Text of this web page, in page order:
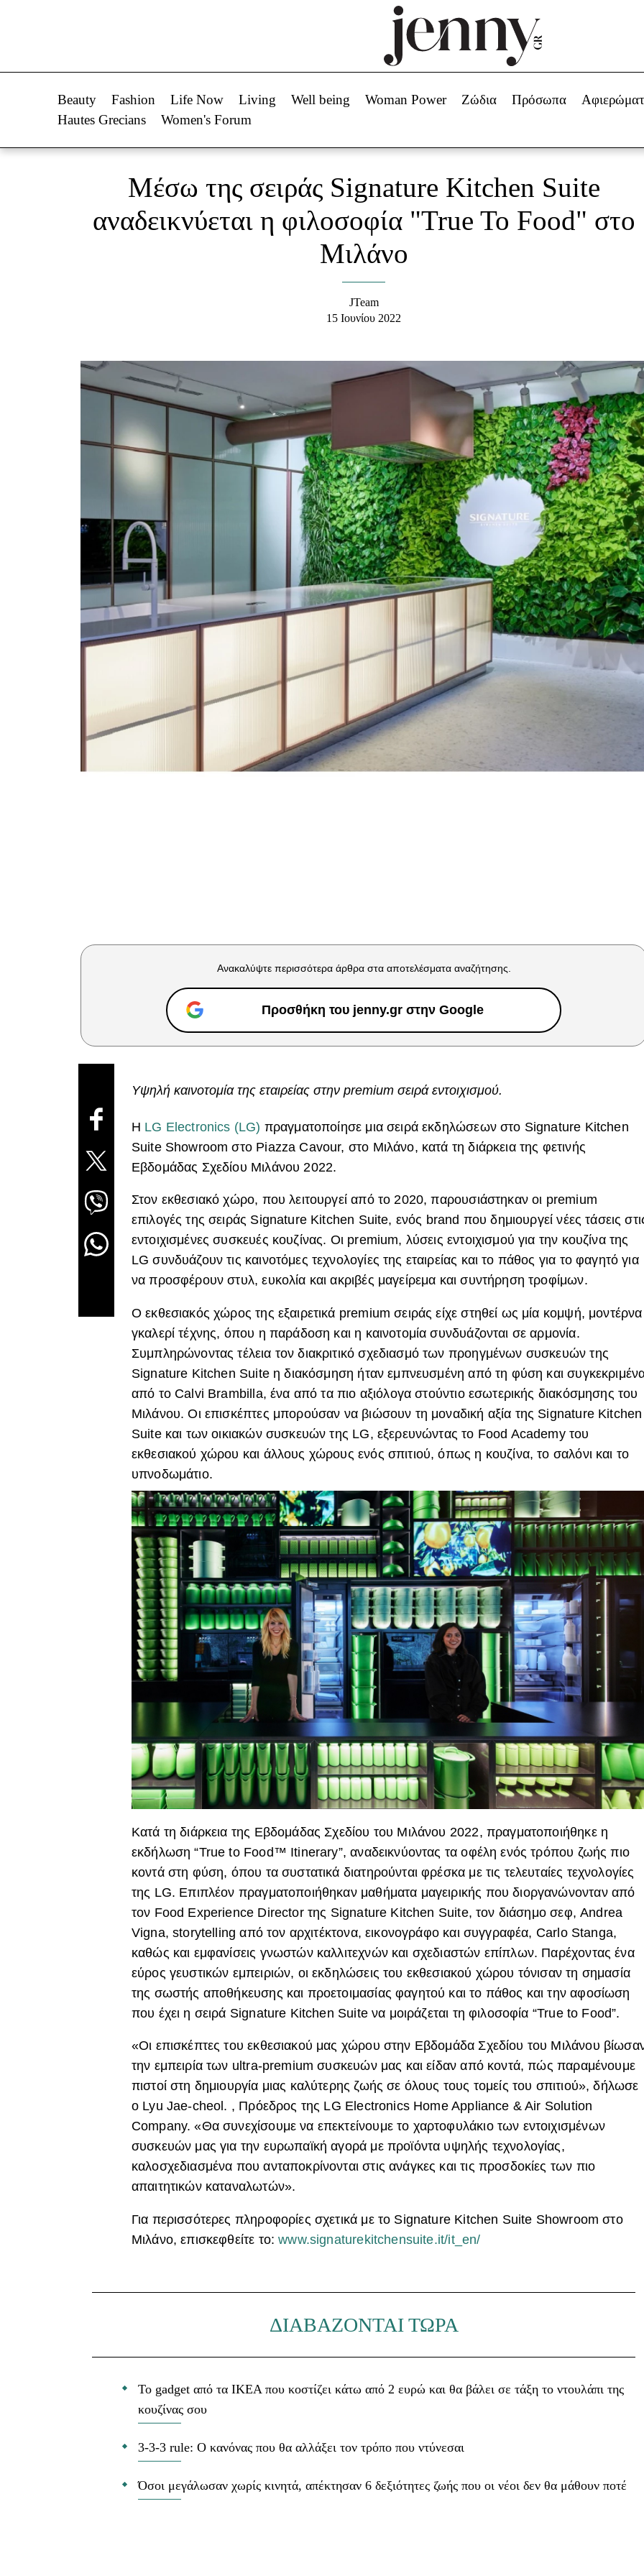
Styling Tips
Fashion News
Beauty -
Ομορφιά
Skincare
Μακιγιάζ
Woman Power Πρόσωπα
Success Stories
Ζώδια
Αφιερώματα ΒΟΞ Χωρίς Ταμπέλες
Hautes Grecians Γάμος Market News
Beauty Fashion Life Now Living Well being Woman Power Ζώδια Πρόσωπα
Hautes Grecians
Women's Forum
Μέσω της σειράς Signature Kitchen Suite
αναδεικνύεται η φιλοσοφία "True To Food" στο
Μιλάνο
JTeam
15 Ιουνίου 2022
Ανακαλύψτε περισσότερα άρθρα στα αποτελέσματα αναζήτησης.
Προσθήκη του jenny.gr στην Google
Υψηλή καινοτομία της εταιρείας στην premium σειρά εντοιχισμού.
Η LG Electronics (LG) πραγματοποίησε μια σειρά εκδηλώσεων στο Signature Kitchen
Suite Showroom στο Piazza Cavour, στο Μιλάνο, κατά τη διάρκεια της φετινής
Εβδομάδας Σχεδίου Μιλάνου 2022.
Στον εκθεσιακό χώρο, που λειτουργεί από το 2020, παρουσιάστηκαν οι premium
επιλογές της σειράς Signature Kitchen Suite, ενός brand που δημιουργεί νέες τάσεις
εντοιχισμένες συσκευές κουζίνας. Οι premium, λύσεις εντοιχισμού για την κουζίνα της
LG συνδυάζουν τις καινοτόμες τεχνολογίες της εταιρείας και το πάθος για το φαγητό για
να προσφέρουν στυλ, ευκολία και ακριβές μαγείρεμα και συντήρηση τροφίμων.
Ο εκθεσιακός χώρος της εξαιρετικά premium σειράς είχε στηθεί ως μία κομψή, μοντέρνα
γκαλερί τέχνης, όπου η παράδοση και η καινοτομία συνδυάζονται σε αρμονία.
Συμπληρώνοντας τέλεια τον διακριτικό σχεδιασμό των προηγμένων συσκευών της
Signature Kitchen Suite η διακόσμηση ήταν εμπνευσμένη από τη φύση και
από το Calvi Brambilla, ένα από τα πιο αξιόλογα στούντιο εσωτερικής διακόσμησης του
Μιλάνου. Οι επισκέπτες μπορούσαν να βιώσουν τη μοναδική αξία της Signature Kitchen
Suite και των οικιακών συσκευών της LG, εξερευνώντας το Food Academy του
εκθεσιακού χώρου και άλλους χώρους ενός σπιτιού, όπως η κουζίνα, το σαλόνι και το
υπνοδωμάτιο.
Κατά τη διάρκεια της Εβδομάδας Σχεδίου του Μιλάνου 2022, πραγματοποιήθηκε η
εκδήλωση “True to Food™ Itinerary”, αναδεικνύοντας τα οφέλη ενός τρόπου ζωής πιο
κοντά στη φύση, όπου τα συστατικά διατηρούνται φρέσκα με τις τελευταίες τεχνολογίες
της LG. Επιπλέον πραγματοποιήθηκαν μαθήματα μαγειρικής που διοργανώνονταν από
τον Food Experience Director της Signature Kitchen Suite, τον διάσημο σεφ, Andrea
Vigna, storytelling από τον αρχιτέκτονα, εικονογράφο και συγγραφέα, Carlo Stanga,
καθώς και εμφανίσεις γνωστών καλλιτεχνών και σχεδιαστών επίπλων. Παρέχοντας ένα
εύρος γευστικών εμπειριών, οι εκδηλώσεις του εκθεσιακού χώρου τόνισαν τη σημασία
της σωστής αποθήκευσης και προετοιμασίας φαγητού και το πάθος και την αφοσίωση
που έχει η σειρά Signature Kitchen Suite να μοιράζεται τη φιλοσοφία “True to Food”.
«Οι επισκέπτες του εκθεσιακού μας χώρου στην Εβδομάδα Σχεδίου του Μιλάνου
την εμπειρία των ultra-premium συσκευών μας και είδαν από κοντά, πώς παραμένουμε
πιστοί στη δημιουργία μιας καλύτερης ζωής σε όλους τους τομείς του σπιτιού», δήλωσε
ο Lyu Jae-cheol. , Πρόεδρος της LG Electronics Home Appliance & Air Solution
Company. «Θα συνεχίσουμε να επεκτείνουμε το χαρτοφυλάκιο των εντοιχισμένων
συσκευών μας για την ευρωπαϊκή αγορά με προϊόντα υψηλής τεχνολογίας,
καλοσχεδιασμένα που ανταποκρίνονται στις ανάγκες και τις προσδοκίες των πιο
απαιτητικών καταναλωτών».
Για περισσότερες πληροφορίες σχετικά με το Signature Kitchen Suite Showroom στο
Μιλάνο, επισκεφθείτε το:www.signaturekitchensuite.it/it_en/
ΔΙΑΒΑΖΟΝΤΑΙ ΤΩΡΑ
Το gadget από τα IKEA που κοστίζει κάτω από 2 ευρώ και θα βάλει σε τάξη το ντουλάπι της
κουζίνας σου
3-3-3 rule: Ο κανόνας που θα αλλάξει τον τρόπο που ντύνεσαι
Όσοι μεγάλωσαν χωρίς κινητά, απέκτησαν 6 δεξιότητες ζωής που οι νέοι δεν θα μάθουν ποτέ